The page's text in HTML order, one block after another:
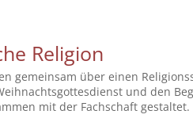
Religion
gemeinsam über einen
und den
mit der Fachschaft gestaltet.